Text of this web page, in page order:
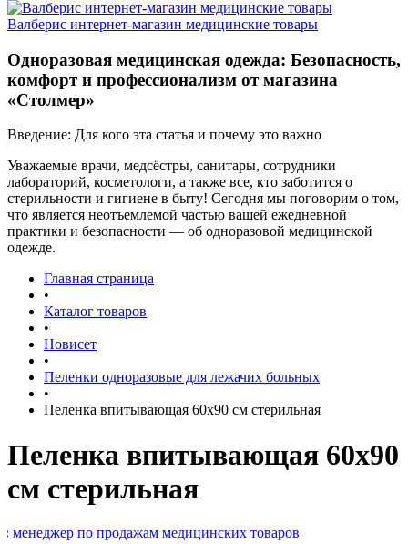
Валберис интернет-магазин медицинские товары
Одноразовая медицинская одежда: Безопасность,
комфорт и профессионализм от магазина
«Столмер»
Введение: Для кого эта статья и почему это важно
Уважаемые врачи, медсёстры, санитары, сотрудники
лабораторий, косметологи, а также все, кто заботится о
стерильности и гигиене в быту! Сегодня мы поговорим о том,
что является неотъемлемой частью вашей ежедневной
практики и безопасности — об одноразовой медицинской
одежде.
Главная страница
•
Каталог товаров
•
Новисет
•
Пеленки одноразовые для лежачих больных
•
Пеленка впитывающая 60х90 см стерильная
Пеленка впитывающая 60х90
см стерильная
по продажам медицинских товаров